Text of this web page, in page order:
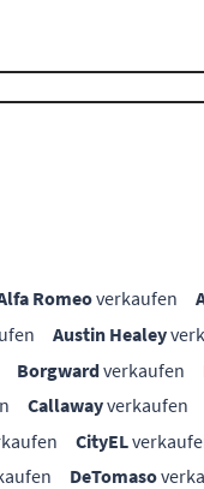
Romeoverkaufen
Austin Healey
Borgwardverkaufen
Callawayverkaufen
CityEL
DeTomaso